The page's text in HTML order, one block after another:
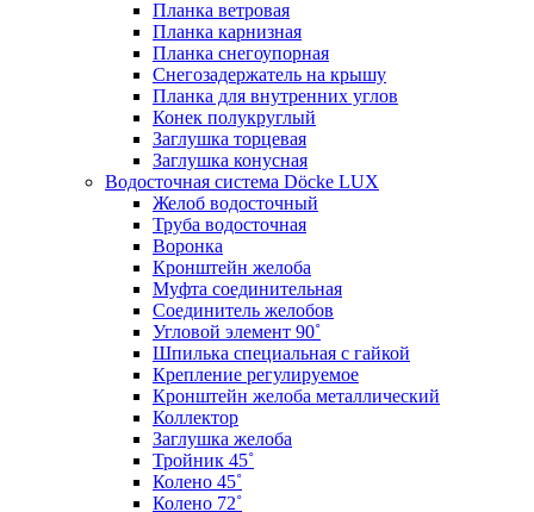
Планка ветровая
Планка карнизная
Планка снегоупорная
Снегозадержатель на крышу
Планка для внутренних углов
Конек полукруглый
Заглушка торцевая
Заглушка конусная
Водосточная система Döcke LUX
Желоб водосточный
Труба водосточная
Воронка
Кронштейн желоба
Муфта соединительная
Соединитель желобов
Угловой элемент 90˚
Шпилька специальная с гайкой
Крепление регулируемое
Кронштейн желоба металлический
Коллектор
Заглушка желоба
Тройник 45˚
Колено 45˚
Колено 72˚